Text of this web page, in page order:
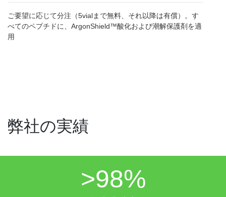
ご要望に応じて分注（5vialまで無料、それ以降は有償）。す
べてのペプチドに、ArgonShield™酸化および潮解保護剤を適
用
弊社の実績
>98%